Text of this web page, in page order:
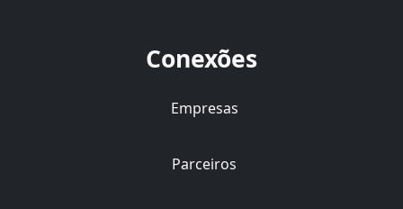
Conexões
Empresas
Parceiros